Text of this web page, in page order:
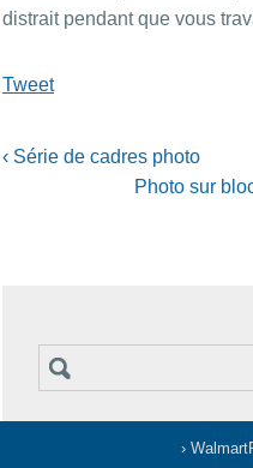
distrait pendant que vous
Tweet
‹ Série de cadres photo
Photo sur
›